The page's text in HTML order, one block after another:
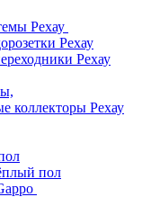
Рехау
Рехау
Рехау
коллекторы Рехау
пол